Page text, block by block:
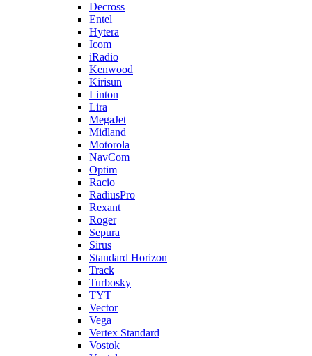
Decross
Entel
Hytera
Icom
iRadio
Kenwood
Kirisun
Linton
Lira
MegaJet
Midland
Motorola
NavCom
Optim
Racio
RadiusPro
Rexant
Roger
Sepura
Sirus
Standard Horizon
Track
Turbosky
TYT
Vector
Vega
Vertex Standard
Vostok